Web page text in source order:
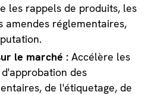
les rappels de produits, les
amendes réglementaires,
le marché : Accélère les
des
de l'étiquetage, de